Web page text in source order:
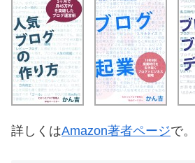
詳しくはAmazon著者ページで。